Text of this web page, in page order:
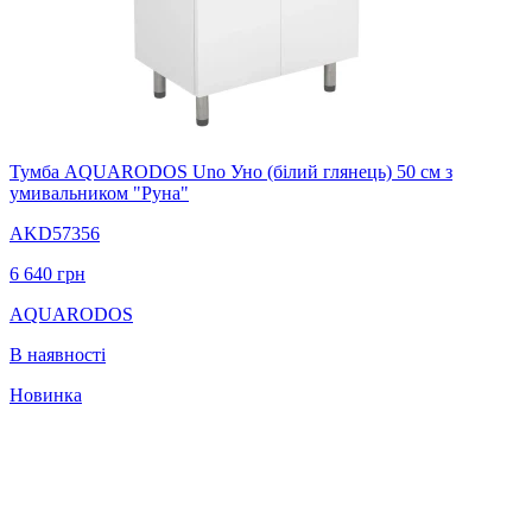
Тумба AQUARODOS Uno Уно (білий глянець) 50 см з
умивальником "Руна"
AKD57356
6 640 грн
AQUARODOS
В наявності
Новинка